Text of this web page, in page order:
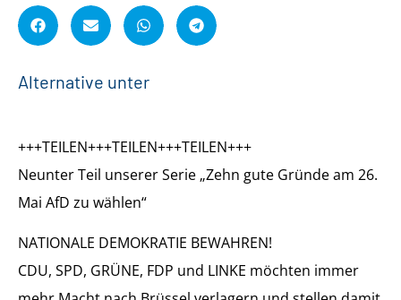
Alternative unter
+++TEILEN+++TEILEN+++TEILEN+++
Neunter Teil unserer Serie „Zehn gute Gründe am 26.
Mai AfD zu wählen“
NATIONALE DEMOKRATIE BEWAHREN!
CDU, SPD, GRÜNE, FDP und LINKE möchten immer